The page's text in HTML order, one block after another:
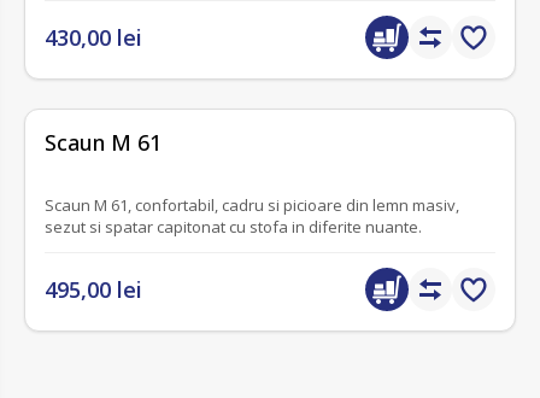
430,00 lei
Scaun M 61
Scaun M 61, confortabil, cadru si picioare din lemn masiv,
sezut si spatar capitonat cu stofa in diferite nuante.
495,00 lei